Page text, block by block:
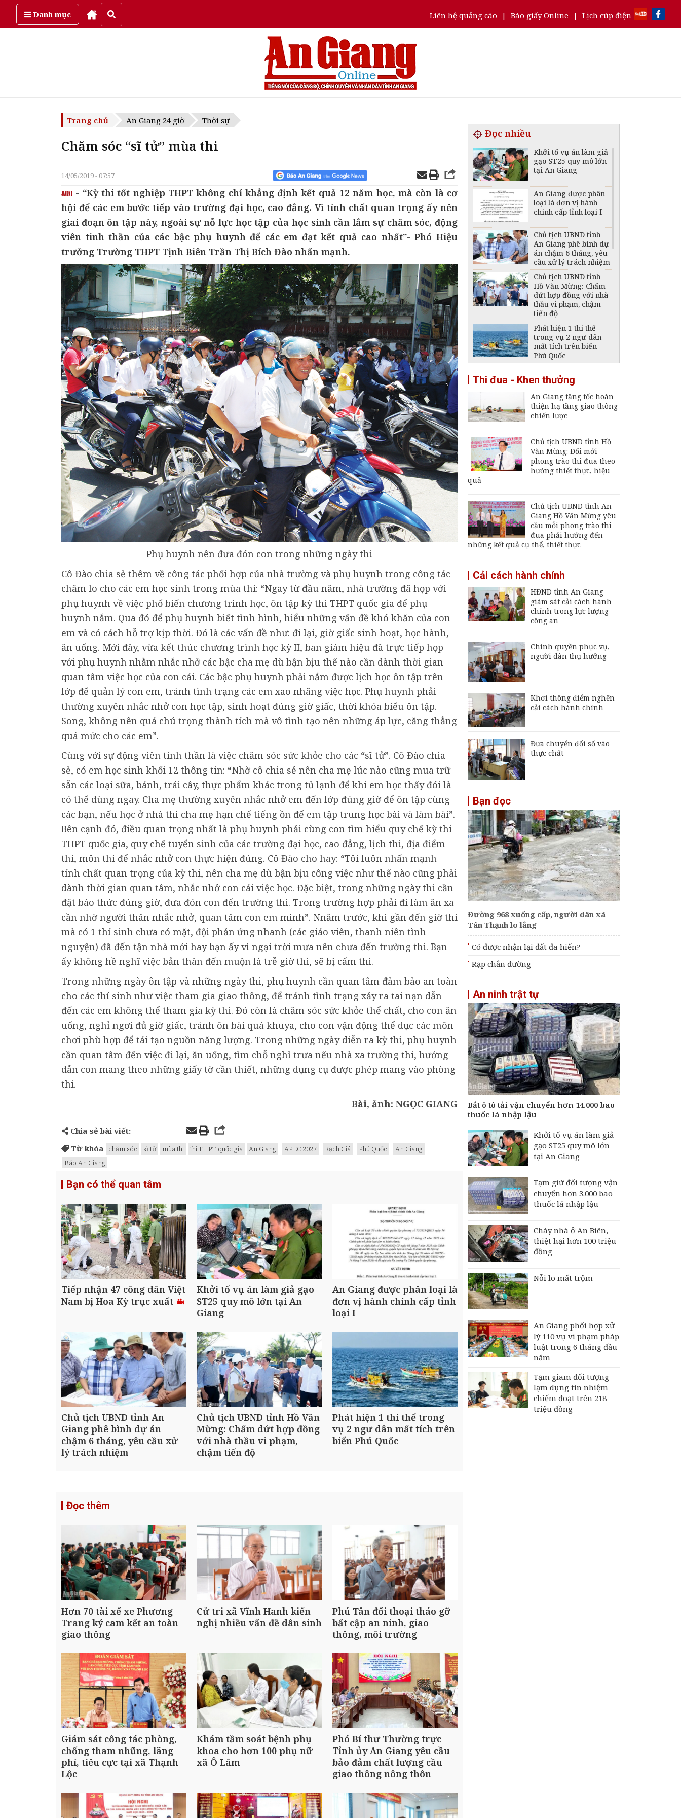
Danh mục Liên hệ quảng cáo | Báo giấy Online | Lịch cúp điện
Thứ bảy, ngày 8/08/2026
Trang chủ An Giang 24 giờ Thời sự
Chăm sóc “sĩ tử” mùa thi
14/05/2019 - 07:57
- “Kỳ thi tốt nghiệp THPT không chỉ khẳng định kết quả 12 năm học, mà còn là cơ
hội để các em bước tiếp vào trường đại học, cao đẳng. Vì tính chất quan trọng ấy nên
giai đoạn ôn tập này, ngoài sự nỗ lực học tập của học sinh cần lắm sự chăm sóc, động
viên tinh thần của các bậc phụ huynh để các em đạt kết quả cao nhất”- Phó Hiệu
trưởng Trường THPT Tịnh Biên Trần Thị Bích Đào nhấn mạnh.
Phụ huynh nên đưa đón con trong những ngày thi
Cô Đào chia sẻ thêm về công tác phối hợp của nhà trường và phụ huynh trong công tác
chăm lo cho các em học sinh trong mùa thi: “Ngay từ đầu năm, nhà trường đã họp với
phụ huynh về việc phổ biến chương trình học, ôn tập kỳ thi THPT quốc gia để phụ
huynh nắm. Qua đó để phụ huynh biết tình hình, hiểu những vấn đề khó khăn của con
em và có cách hỗ trợ kịp thời. Đó là các vấn đề như: đi lại, giờ giấc sinh hoạt, học hành,
ăn uống. Mới đây, vừa kết thúc chương trình học kỳ II, ban giám hiệu đã trực tiếp họp
với phụ huynh nhằm nhắc nhở các bậc cha mẹ dù bận bịu thế nào cần dành thời gian
quan tâm việc học của con cái. Các bậc phụ huynh phải nắm được lịch học ôn tập trên
lớp để quản lý con em, tránh tình trạng các em xao nhãng việc học. Phụ huynh phải
thường xuyên nhắc nhở con học tập, sinh hoạt đúng giờ giấc, thời khóa biểu ôn tập.
Song, không nên quá chú trọng thành tích mà vô tình tạo nên những áp lực, căng thẳng
quá mức cho các em”.
Cùng với sự động viên tinh thần là việc chăm sóc sức khỏe cho các “sĩ tử”. Cô Đào chia
sẻ, có em học sinh khối 12 thông tin: “Nhờ cô chia sẻ nên cha mẹ lúc nào cũng mua trữ
sẵn các loại sữa, bánh, trái cây, thực phẩm khác trong tủ lạnh để khi em học thấy đói là
có thể dùng ngay. Cha mẹ thường xuyên nhắc nhở em đến lớp đúng giờ để ôn tập cùng
các bạn, nếu học ở nhà thì cha mẹ hạn chế tiếng ồn để em tập trung học bài và làm bài”.
Bên cạnh đó, điều quan trọng nhất là phụ huynh phải cùng con tìm hiểu quy chế kỳ thi
THPT quốc gia, quy chế tuyển sinh của các trường đại học, cao đẳng, lịch thi, địa điểm
thi, môn thi để nhắc nhở con thực hiện đúng. Cô Đào cho hay: “Tôi luôn nhấn mạnh
tính chất quan trọng của kỳ thi, nên cha mẹ dù bận bịu công việc như thế nào cũng phải
dành thời gian quan tâm, nhắc nhở con cái việc học. Đặc biệt, trong những ngày thi cần
đặt báo thức đúng giờ, đưa đón con đến trường thi. Trong trường hợp phải đi làm ăn xa
cần nhờ người thân nhắc nhở, quan tâm con em mình”. Nnăm trước, khi gần đến giờ thi
mà có 1 thí sinh chưa có mặt, đội phản ứng nhanh (các giáo viên, thanh niên tình
nguyện) đã đến tận nhà mới hay bạn ấy vì ngại trời mưa nên chưa đến trường thi. Bạn
ấy không hề nghĩ việc bản thân đến muộn là trễ giờ thi, sẽ bị cấm thi.
Trong những ngày ôn tập và những ngày thi, phụ huynh cần quan tâm đảm bảo an toàn
cho các thí sinh như việc tham gia giao thông, để tránh tình trạng xảy ra tai nạn dẫn
đến các em không thể tham gia kỳ thi. Đó còn là chăm sóc sức khỏe thể chất, cho con ăn
uống, nghỉ ngơi đủ giờ giấc, tránh ôn bài quá khuya, cho con vận động thể dục các môn
chơi phù hợp để tái tạo nguồn năng lượng. Trong những ngày diễn ra kỳ thi, phụ huynh
cần quan tâm đến việc đi lại, ăn uống, tìm chỗ nghỉ trưa nếu nhà xa trường thi, hướng
dẫn con mang theo những giấy tờ cần thiết, những dụng cụ được phép mang vào phòng
thi.
Bài, ảnh: NGỌC GIANG
Chia sẻ bài viết:
Từ khóa
chăm sóc sĩ tử mùa thi thi THPT quốc gia An Giang APEC 2027 Rạch Giá Phú Quốc
An Giang
Báo An Giang
Bạn có thể quan tâm
Tiếp nhận 47 công dân Việt
Nam bị Hoa Kỳ trục xuất
Khởi tố vụ án làm giả gạo
ST25 quy mô lớn tại An
Giang
An Giang được phân loại là
đơn vị hành chính cấp tỉnh
loại I
Chủ tịch UBND tỉnh An
Giang phê bình dự án
chậm 6 tháng, yêu cầu xử
lý trách nhiệm
Chủ tịch UBND tỉnh Hồ Văn
Mừng: Chấm dứt hợp đồng
với nhà thầu vi phạm,
chậm tiến độ
Phát hiện 1 thi thể trong
vụ 2 ngư dân mất tích trên
biển Phú Quốc
Đọc thêm
Hơn 70 tài xế xe Phương
Trang ký cam kết an toàn
giao thông
Cử tri xã Vĩnh Hanh kiến
nghị nhiều vấn đề dân sinh
Phú Tân đối thoại tháo gỡ
bất cập an ninh, giao
thông, môi trường
Giám sát công tác phòng,
chống tham nhũng, lãng
phí, tiêu cực tại xã Thạnh
Lộc
Khám tầm soát bệnh phụ
khoa cho hơn 100 phụ nữ
xã Ô Lâm
Phó Bí thư Thường trực
Tỉnh ủy An Giang yêu cầu
bảo đảm chất lượng cầu
giao thông nông thôn
Đọc nhiều
Khởi tố vụ án làm giả
gạo ST25 quy mô lớn
tại An Giang
An Giang được phân
loại là đơn vị hành
chính cấp tỉnh loại I
Chủ tịch UBND tỉnh
An Giang phê bình dự
án chậm 6 tháng, yêu
cầu xử lý trách nhiệm
Chủ tịch UBND tỉnh
Hồ Văn Mừng: Chấm
dứt hợp đồng với nhà
thầu vi phạm, chậm
tiến độ
Phát hiện 1 thi thể
trong vụ 2 ngư dân
mất tích trên biển
Phú Quốc
giảm mức cung cấp
điện trên địa bàn tỉnh
An Giang ngày 6 -
7/8/2026
Đại tá Nguyễn Việt
Chính ủy Bộ Chỉ huy
Quân sự tỉnh An
Giang
Đội K92 quy tập thêm
Thường trực UBND
tỉnh An Giang yêu cầu
sớm đưa cảng biển
An Thới hoạt động trở
vận hành nhà máy xử
trễ sẽ thu hồi dự án
Thi đua - Khen thưởng
An Giang tăng tốc hoàn
thiện hạ tầng giao thông
chiến lược
Chủ tịch UBND tỉnh Hồ
Văn Mừng: Đổi mới
phong trào thi đua theo
hướng thiết thực, hiệu
quả
Chủ tịch UBND tỉnh An
Giang Hồ Văn Mừng yêu
cầu mỗi phong trào thi
đua phải hướng đến
những kết quả cụ thể, thiết thực
Cải cách hành chính
HĐND tỉnh An Giang
giám sát cải cách hành
chính trong lực lượng
công an
Chính quyền phục vụ,
người dân thụ hưởng
Khơi thông điểm nghẽn
cải cách hành chính
Đưa chuyển đổi số vào
thực chất
Bạn đọc
Đường 968 xuống cấp, người dân xã
Tân Thạnh lo lắng
Có được nhận lại đất đã hiến?
Rạp chắn đường
An ninh trật tự
Bắt ô tô tải vận chuyển hơn 14.000 bao
thuốc lá nhập lậu
Khởi tố vụ án làm giả
gạo ST25 quy mô lớn
tại An Giang
Tạm giữ đối tượng vận
chuyển hơn 3.000 bao
thuốc lá nhập lậu
Cháy nhà ở An Biên,
thiệt hại hơn 100 triệu
đồng
Nỗi lo mất trộm
An Giang phối hợp xử
lý 110 vụ vi phạm pháp
luật trong 6 tháng đầu
năm
Tạm giam đối tượng
lạm dụng tín nhiệm
chiếm đoạt trên 218
triệu đồng